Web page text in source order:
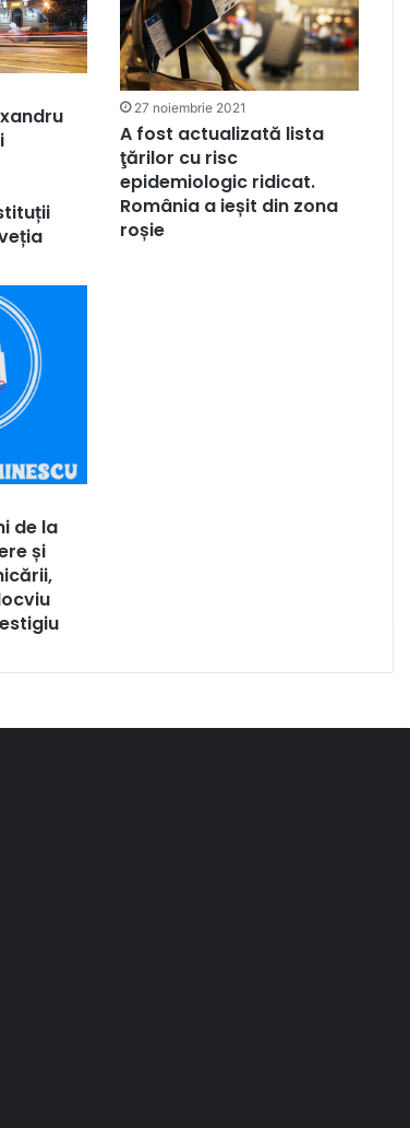
27 noiembrie 2021
A fost actualizată lista
ţărilor cu risc
epidemiologic ridicat.
România a ieșit din zona
roșie
de la
și